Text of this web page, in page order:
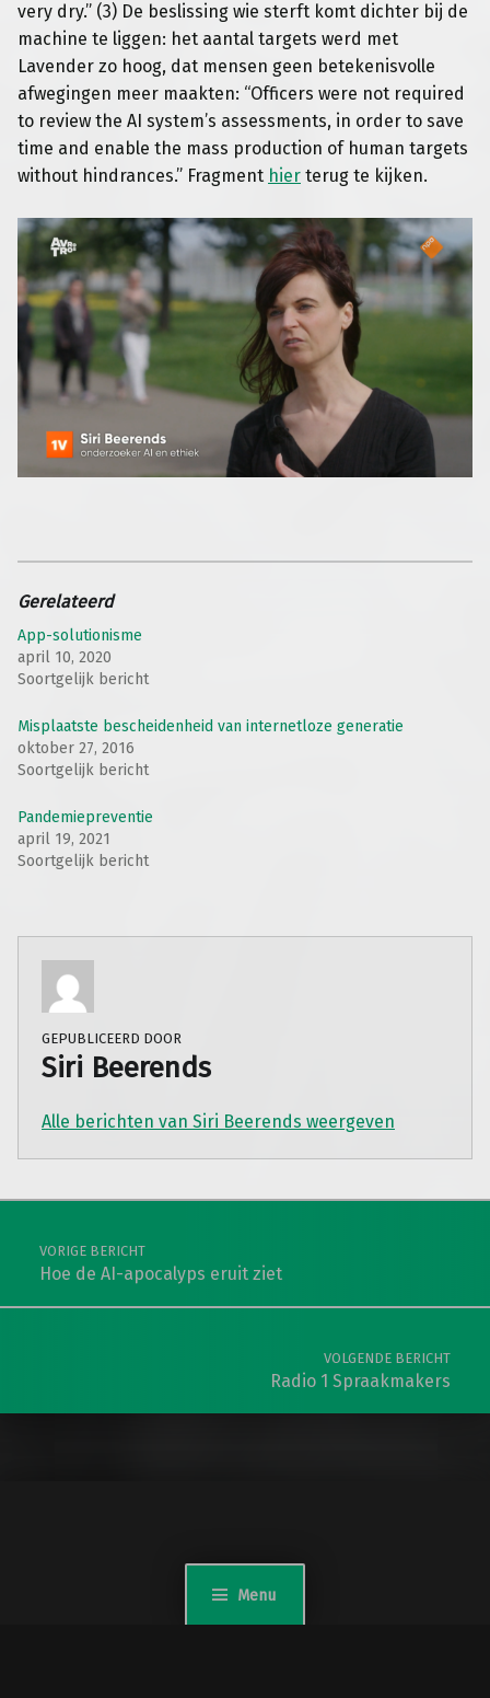
Menu
very dry.” (3) De beslissing wie sterft komt dichter bij de
machine te liggen: het aantal targets werd met
Lavender zo hoog, dat mensen geen betekenisvolle
afwegingen meer maakten: “Officers were not required
to review the AI system’s assessments, in order to save
time and enable the mass production of human targets
without hindrances.” Fragment hier terug te kijken.
Gerelateerd
App-solutionisme
april 10, 2020
Soortgelijk bericht
Misplaatste bescheidenheid van internetloze generatie
oktober 27, 2016
Soortgelijk bericht
Pandemiepreventie
april 19, 2021
Soortgelijk bericht
GEPUBLICEERD DOOR
Siri Beerends
Alle berichten van Siri Beerends weergeven
Teruggaan naar de hoofdnavigatie
Berichtnavigatie
VORIGE BERICHT
Hoe de AI-apocalyps eruit ziet
VOLGENDE BERICHT
Radio 1 Spraakmakers